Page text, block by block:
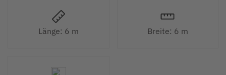
Länge: 6 m Breite: 6 m